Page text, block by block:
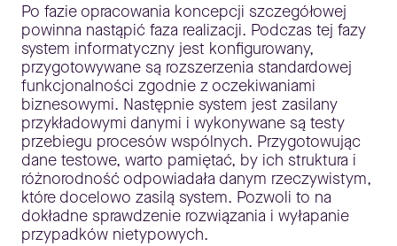
Po fazie opracowania koncepcji szczegółowej
powinna nastąpić faza realizacji. Podczas tej fazy
system informatyczny jest konfigurowany,
przygotowywane są rozszerzenia standardowej
funkcjonalności zgodnie z oczekiwaniami
biznesowymi. Następnie system jest zasilany
przykładowymi danymi i wykonywane są testy
przebiegu procesów wspólnych. Przygotowując
dane testowe, warto pamiętać, by ich struktura i
różnorodność odpowiadała danym rzeczywistym,
które docelowo zasilą system. Pozwoli to na
dokładne sprawdzenie rozwiązania i wyłapanie
przypadków nietypowych.